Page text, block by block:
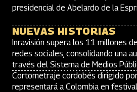
presidencial de Abelardo de la
NUEVAS HISTORIAS
Inravisión supera los 11 millones
redes sociales, consolidando una
través del Sistema de Medios
Cortometraje cordobés dirigido
representará a Colombia en